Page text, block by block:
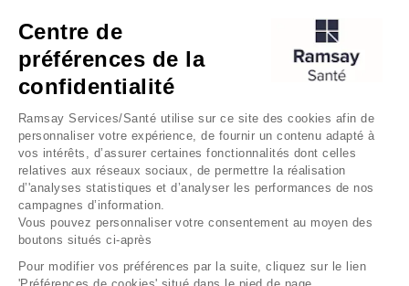
Inscrivez-vous à la newsletter
Groupe Ramsay Santé
Gestion des cookies
Accessibilité Numérique
Presse
Centre de
préférences de la
confidentialité
Ramsay Services/Santé utilise sur ce site des cookies afin de
personnaliser votre expérience, de fournir un contenu adapté à
vos intérêts, d’assurer certaines fonctionnalités dont celles
relatives aux réseaux sociaux, de permettre la réalisation
d’'analyses statistiques et d’analyser les performances de nos
campagnes d’information.
Vous pouvez personnaliser votre consentement au moyen des
boutons situés ci-après
Pour modifier vos préférences par la suite, cliquez sur le lien
'Préférences de cookies' situé dans le pied de page.